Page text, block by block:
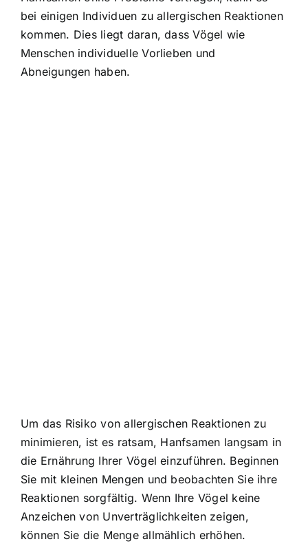
bei einigen Individuen zu allergischen Reaktionen
kommen. Dies liegt daran, dass Vögel wie
Menschen individuelle Vorlieben und
Abneigungen haben.
Um das Risiko von allergischen Reaktionen zu
minimieren, ist es ratsam, Hanfsamen langsam in
die Ernährung Ihrer Vögel einzuführen. Beginnen
Sie mit kleinen Mengen und beobachten Sie ihre
Reaktionen sorgfältig. Wenn Ihre Vögel keine
Anzeichen von Unverträglichkeiten zeigen,
können Sie die Menge allmählich erhöhen.